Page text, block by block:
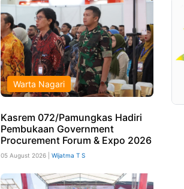
Warta Nagari
Kasrem 072/Pamungkas Hadiri
Pembukaan Government
Procurement Forum & Expo 2026
05 August 2026 | Wijatma T S